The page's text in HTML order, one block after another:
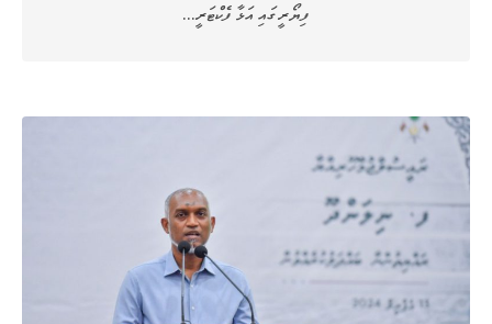
ފިޔޯރީގައި އަޅާ ފެކްޓަރީ…